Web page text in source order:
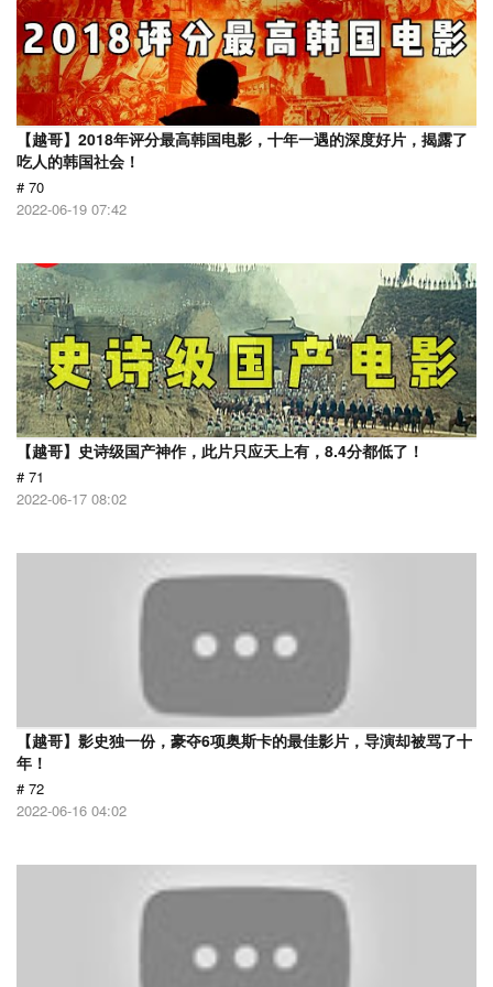
【越哥】2018年评分最高韩国电影，十年一遇的深度好片，揭露了
吃人的韩国社会！
# 70
2022-06-19 07:42
【越哥】史诗级国产神作，此片只应天上有，8.4分都低了！
# 71
2022-06-17 08:02
【越哥】影史独一份，豪夺6项奥斯卡的最佳影片，导演却被骂了十
年！
# 72
2022-06-16 04:02